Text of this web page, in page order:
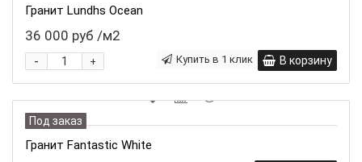
Гранит Lundhs Ocean
36 000 руб /м2
+
- В корзину
Купить в 1 клик
Под заказ
Гранит Fantastic White